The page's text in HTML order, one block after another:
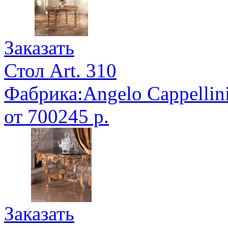
Заказать
Стол Art. 310
Фабрика:Angelo
от 700245 р.
Заказать